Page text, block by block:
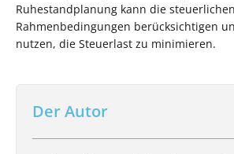
Ruhestandplanung kann die steuerlichen
Rahmenbedingungen berücksichtigen
nutzen, die Steuerlast zu minimieren.
Der Autor